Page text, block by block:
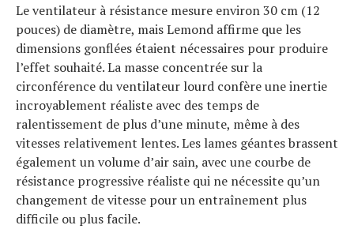
Le ventilateur à résistance mesure environ 30 cm (12
pouces) de diamètre, mais Lemond affirme que les
dimensions gonflées étaient nécessaires pour produire
l’effet souhaité. La masse concentrée sur la
circonférence du ventilateur lourd confère une inertie
incroyablement réaliste avec des temps de
ralentissement de plus d’une minute, même à des
vitesses relativement lentes. Les lames géantes brassent
également un volume d’air sain, avec une courbe de
résistance progressive réaliste qui ne nécessite qu’un
changement de vitesse pour un entraînement plus
difficile ou plus facile.